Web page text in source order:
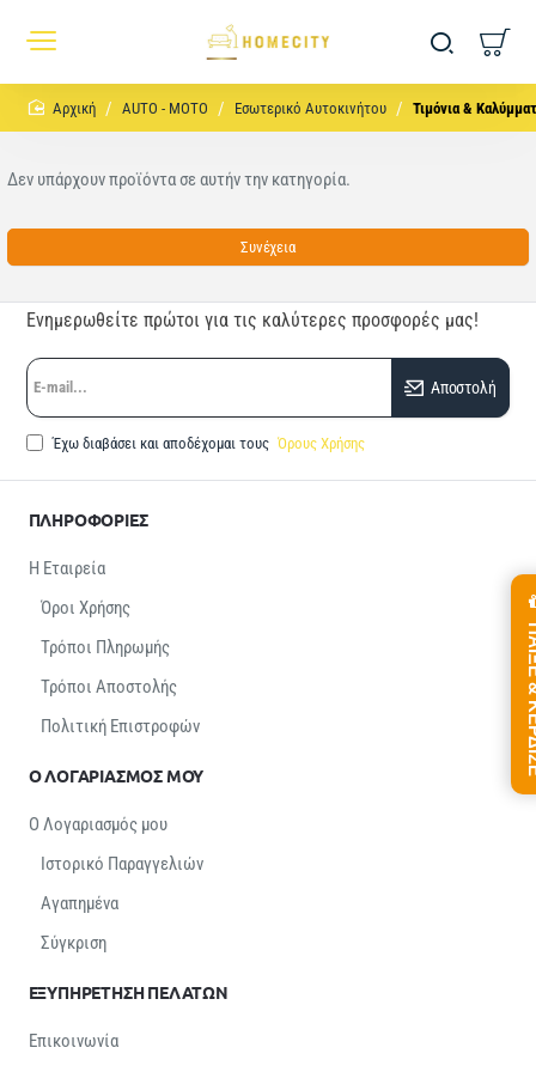
homeAUTO - MOTO Εσωτερικό Αυτοκινήτου Τιμόνια &
Δεν υπάρχουν προϊόντα σε αυτήν την κατηγορία.
Συνέχεια
Ενημερωθείτε πρώτοι για τις καλύτερες προσφορές μας!
E-
mail...
Αποστολή
Έχω διαβάσει και αποδέχομαι τους Όρους Χρήσης
ΠΛΗΡΟΦΟΡΙΕΣ
Η Εταιρεία
Όροι Χρήσης
Τρόποι Πληρωμής
Τρόποι Αποστολής
Πολιτική Επιστροφών
Ο ΛΟΓΑΡΙΑΣΜΟΣ ΜΟΥ
Ο Λογαριασμός μου
Ιστορικό Παραγγελιών
Αγαπημένα
Σύγκριση
ΕΞΥΠΗΡΕΤΗΣΗ ΠΕΛΑΤΩΝ
Επικοινωνία